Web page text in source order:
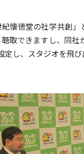
徳堂の社学共創」
取できますし、同
し、スタジオを飛